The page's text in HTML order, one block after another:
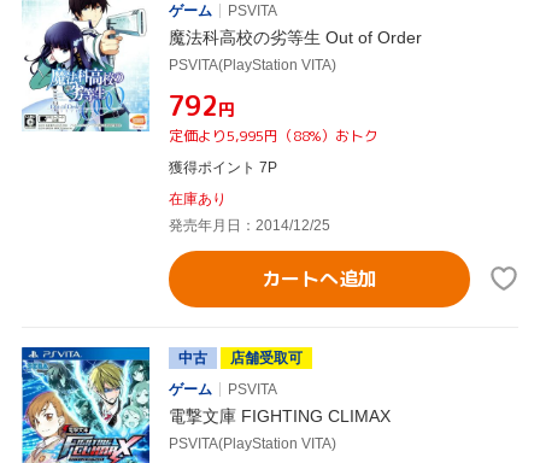
ゲーム
PSVITA
魔法科高校の劣等生 Out of Order
PSVITA(PlayStation VITA)
¥792円
定価より5,995円（88%）おトク
獲得ポイント 7P
在庫あり
発売年月日：2014/12/25
カートへ追加
中古
店舗受取可
ゲーム
PSVITA
電撃文庫 FIGHTING CLIMAX
PSVITA(PlayStation VITA)